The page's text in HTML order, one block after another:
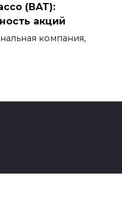
(BAT):
акций
компания,